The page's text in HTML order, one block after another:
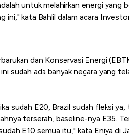
untuk melahirkan energi yang
ini," kata Bahlil dalam acara
dan Konservasi Energi
sudah ada banyak negara yang
sudah E20, Brazil sudah fleksi ya,
terserah, baseline-nya E35.
E10 semua itu," kata Eniya di
Bangkit dari Kubur!